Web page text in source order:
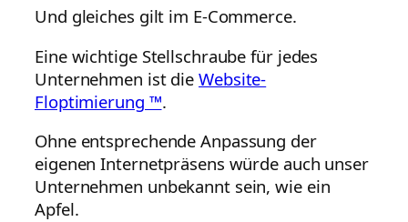
Und gleiches gilt im E-Commerce.
Eine wichtige Stellschraube für jedes
Unternehmen ist die Website-
Floptimierung ™.
Ohne entsprechende Anpassung der
eigenen Internetpräsens würde auch unser
Unternehmen unbekannt sein, wie ein
Apfel.